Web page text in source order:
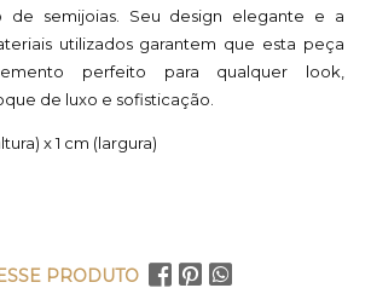
de semijoias. Seu design elegante e a
utilizados garantem que esta peça
perfeito para qualquer look,
de luxo e sofisticação.
x 1 cm (largura)
PRODUTO